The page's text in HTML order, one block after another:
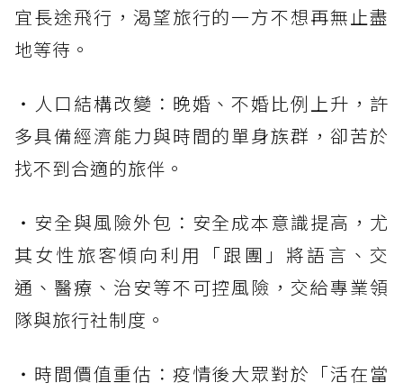
宜長途飛行，渴望旅行的一方不想再無止盡
地等待。
・人口結構改變：晚婚、不婚比例上升，許
多具備經濟能力與時間的單身族群，卻苦於
找不到合適的旅伴。
・安全與風險外包：安全成本意識提高，尤
其女性旅客傾向利用「跟團」將語言、交
通、醫療、治安等不可控風險，交給專業領
隊與旅行社制度。
・時間價值重估：疫情後大眾對於「活在當